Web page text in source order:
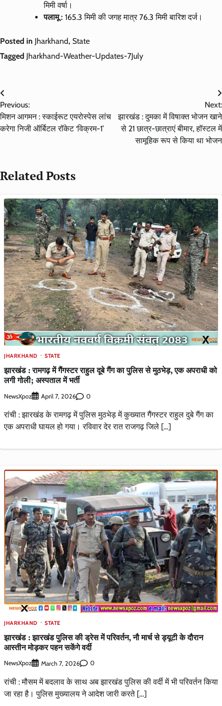
मिमी वर्षा।
पलामू : 165.3 मिमी की जगह मात्र 76.3 मिमी बारिश दर्ज।
Posted in Jharkhand, State
Tagged Jharkhand-Weather-Updates-7July
Post
navigation
Previous:
मिशन आगमन : स्काईरूट एयरोस्पेस लांच
करेगा निजी ऑर्बिटल रॉकेट ‘विक्रम-1’
Next:
झारखंड : दुमका में विषाक्त भोजन खाने
से 21 छात्र-छात्राएं बीमार, हॉस्टल में
सामूहिक रूप से किया था भोजन
Related Posts
JHARKHAND STATE
झारखंड : रामगढ़ में गैंगस्टर राहुल दूबे गैंग का पुलिस से मुठभेड़, एक अपराधी को
लगी गोली; अस्पताल में भर्ती
NewsXpoz April 7, 2026 0
रांची : झारखंड के रामगढ़ में पुलिस मुठभेड़ में कुख्यात गैंगस्टर राहुल दुबे गैंग का
एक अपराधी घायल हो गया। रविवार देर रात राजगढ़ जिले […]
JHARKHAND STATE
झारखंड : झारखंड पुलिस की ड्रेस में परिवर्तन, नौ मार्च से ड्यूटी के दौरान
आस्तीन मोड़कर पहन सकेंगे वर्दी
NewsXpoz March 7, 2026 0
रांची : मौसम में बदलाव के साथ अब झारखंड पुलिस की वर्दी में भी परिवर्तन किया
जा रहा है। पुलिस मुख्यालय ने आदेश जारी करते […]